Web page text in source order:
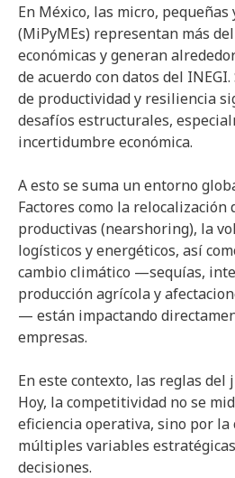
En México, las micro,
(MiPyMEs) representan más
económicas y generan
de acuerdo con datos del
de productividad y resiliencia
desafíos estructurales,
incertidumbre económica.
A esto se suma un entorno
Factores como la relocalización
productivas (nearshoring), la
logísticos y energéticos, así
cambio climático —sequías,
producción agrícola y
— están impactando
empresas.
En este contexto, las reglas del
Hoy, la competitividad no se
eficiencia operativa, sino por la
múltiples variables
decisiones.